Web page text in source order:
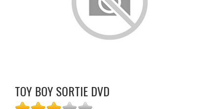
TOY BOY SORTIE DVD